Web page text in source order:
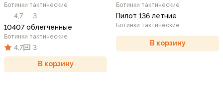
Ботинки тактические
4,7
3
10407 облегченные
Ботинки тактические
4,7 3
В корзину
Ботинки тактические
Пилот 136 летние
Ботинки тактические
В корзину